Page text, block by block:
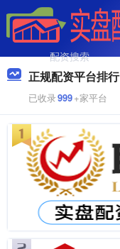
正规配资平台排行
已收录999+家平台